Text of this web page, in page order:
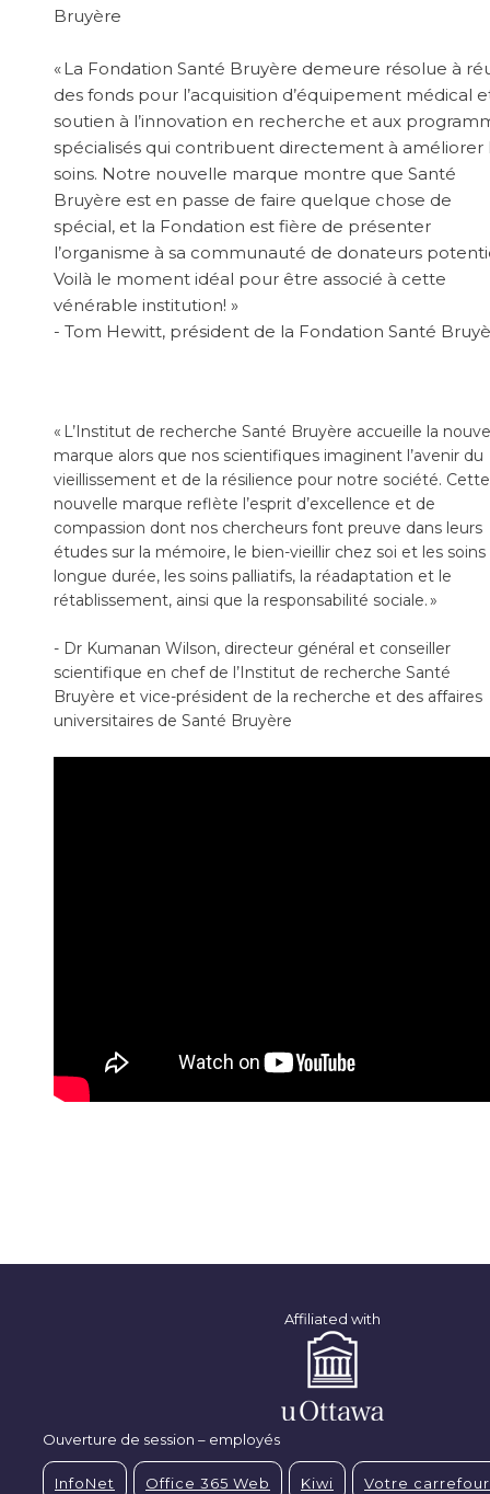
Bruyère
« La Fondation Santé Bruyère demeure résolue à
des fonds pour l’acquisition d’équipement médical
soutien à l’innovation en recherche et aux
spécialisés qui contribuent directement à améliorer
soins. Notre nouvelle marque montre que Santé
Bruyère est en passe de faire quelque chose de
spécial, et la Fondation est fière de présenter
l’organisme à sa communauté de donateurs
Voilà le moment idéal pour être associé à cette
vénérable institution! »
- Tom Hewitt, président de la Fondation Santé
« L’Institut de recherche Santé Bruyère accueille la
marque alors que nos scientifiques imaginent l’avenir du
vieillissement et de la résilience pour notre société. Cette
nouvelle marque reflète l’esprit d’excellence et de
compassion dont nos chercheurs font preuve dans leurs
études sur la mémoire, le bien-vieillir chez soi et les soins
longue durée, les soins palliatifs, la réadaptation et le
rétablissement, ainsi que la responsabilité sociale. »
- Dr Kumanan Wilson, directeur général et conseiller
scientifique en chef de l’Institut de recherche Santé
Bruyère et vice-président de la recherche et des affaires
universitaires de Santé Bruyère
Affiliated with
Ouverture de session – employés
InfoNet Office 365 Web Kiwi Votre carrefour